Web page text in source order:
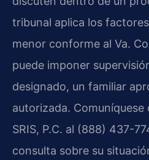
tribunal aplica los
menor conforme al Va.
puede imponer
designado, un familiar
autorizada.
SRIS, P.C. al (888) 437-
consulta sobre su